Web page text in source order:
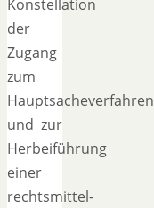
Konstellation
der
Zugang
zum
Hauptsacheverfahren
und zur
Herbeiführung
einer
rechtsmittel-